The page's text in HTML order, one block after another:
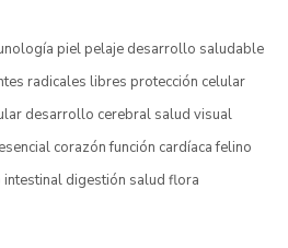
piel pelaje desarrollo saludable
radicales libres protección celular
desarrollo cerebral salud visual
corazón función cardíaca felino
digestión salud flora